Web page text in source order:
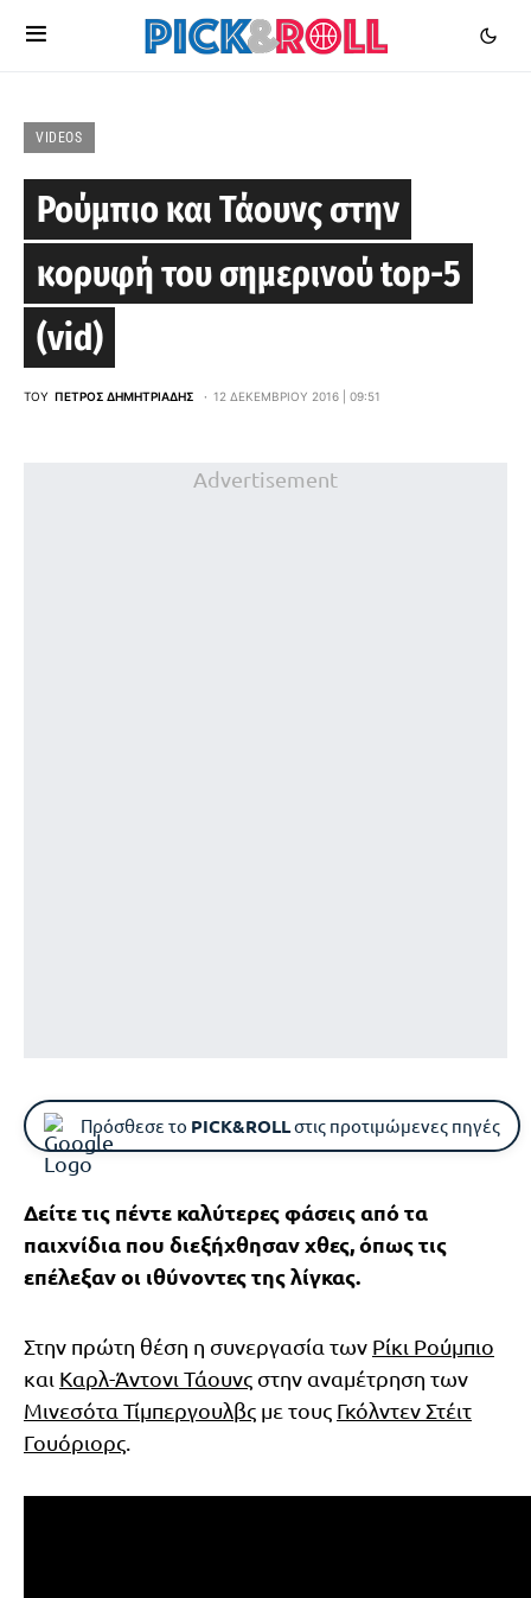
VIDEOS
Ρούμπιο και Τάουνς στην
κορυφή του σημερινού top-5
(vid)
ΤΟΥ ΠΈΤΡΟΣ ΔΗΜΗΤΡΙΆΔΗΣ 12 ΔΕΚΕΜΒΡΊΟΥ 2016 | 09:51
Advertisement
Πρόσθεσε το PICK&ROLLστις προτιμώμενες πηγές
Δείτε τις πέντε καλύτερες φάσεις από τα
παιχνίδια που διεξήχθησαν χθες, όπως τις
επέλεξαν οι ιθύνοντες της λίγκας.
Στην πρώτη θέση η συνεργασία των Ρίκι Ρούμπιο
και Καρλ-Άντονι Τάουνς στην αναμέτρηση των
Μινεσότα Τίμπεργουλβς με τους Γκόλντεν Στέιτ
Γουόριορς